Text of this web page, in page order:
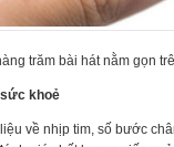
trăm bài hát nằm gọn
khoẻ
về nhịp tim, số bước